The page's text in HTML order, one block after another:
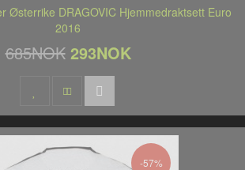
Østerrike DRAGOVIC Hjemmedraktsett Euro
2016
685NOK 293NOK
-57%